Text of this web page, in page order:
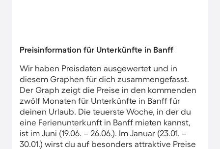
Preisinformation für Unterkünfte in Banff
Wir haben Preisdaten ausgewertet und in
diesem Graphen für dich zusammengefasst.
Der Graph zeigt die Preise in den kommenden
zwölf Monaten für Unterkünfte in Banff für
deinen Urlaub. Die teuerste Woche, in der du
eine Ferienunterkunft in Banff mieten kannst,
ist im Juni (19.06. – 26.06.). Im Januar (23.01. –
30.01.) wirst du auf besonders attraktive Preise